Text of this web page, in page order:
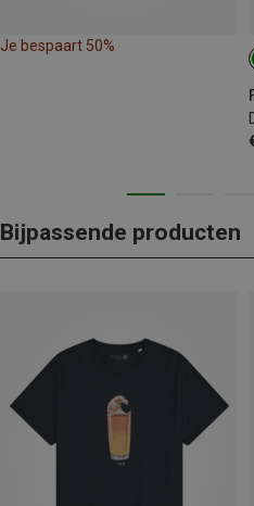
Je bespaart 50%
Bijpassende producten